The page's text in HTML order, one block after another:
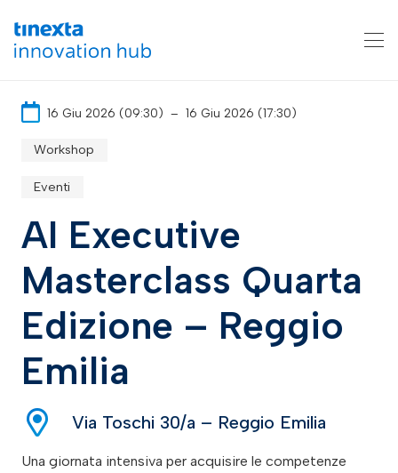
16 Giu 2026 (09:30) – 16 Giu 2026 (17:30)
Workshop
Eventi
AI Executive
Masterclass Quarta
Edizione – Reggio
Emilia
Via Toschi 30/a – Reggio Emilia
Una giornata intensiva per acquisire le competenze